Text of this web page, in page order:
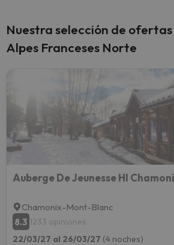
Nuestra selección de
Alpes Franceses Norte
Auberge De Jeunesse HI
Chamonix-Mont-Blanc
8.3 1233 opiniones
22/03/27 al 26/03/27 (4 noches)